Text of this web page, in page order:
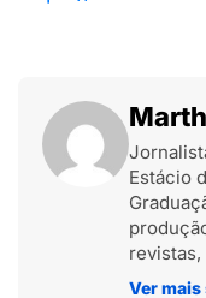
Estácio
revistas,
Ver mais